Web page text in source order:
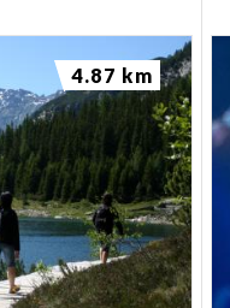
4.87 km